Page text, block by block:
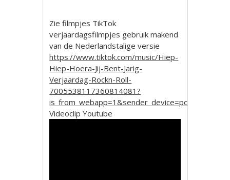
Zie filmpjes TikTok
verjaardagsfilmpjes gebruik makend
van de Nederlandstalige versie
https://www.tiktok.com/music/Hiep-
Hiep-Hoera-Jij-Bent-Jarig-
Verjaardag-Rockn-Roll-
7005538117360814081?
is_from_webapp=1&sender_device=pc
Videoclip Youtube